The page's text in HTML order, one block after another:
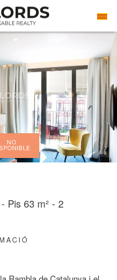
DRETA DE L'EIXAMPLE
PIS BARCELONA 57 M²
NO
Pis 63 m² - 2